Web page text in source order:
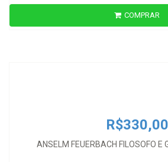
COMPRAR
R$330,00
ANSELM FEUERBACH FILOSOFO E
R$330,00